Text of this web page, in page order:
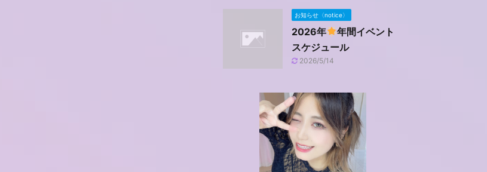
お知らせ〈notice〉
2026年
年間イベント
スケジュール
2026/5/14